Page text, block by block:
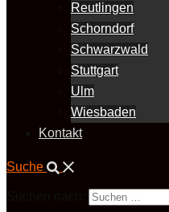
Reutlingen
Schorndorf
Schwarzwald
Stuttgart
Ulm
Wiesbaden
Kontakt
Suche